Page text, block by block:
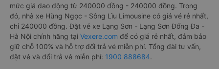
mức giá dao động từ 240000 đồng - 240000 đồng. Trong
đó, nhà xe Hùng Ngọc - Sông Lìu Limousine có giá vé rẻ nhất,
chỉ 240000 đồng. Đặt vé xe Lạng Sơn - Lạng Sơn Đống Đa -
Hà Nội chính hãng tại Vexere.com để có giá rẻ nhất, đảm bảo
giữ chỗ 100% và hỗ trợ đổi trả vé miễn phí. Tổng đài tư vấn,
đặt vé và đổi trả vé miễn phí: 1900 888684.